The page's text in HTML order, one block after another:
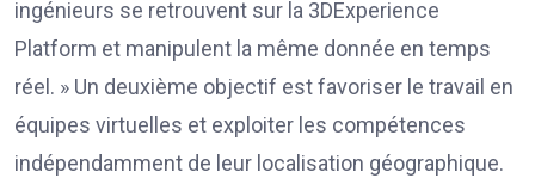
ingénieurs se retrouvent sur la 3DExperience
Platform et manipulent la même donnée en temps
réel. » Un deuxième objectif est favoriser le travail en
équipes virtuelles et exploiter les compétences
indépendamment de leur localisation géographique.